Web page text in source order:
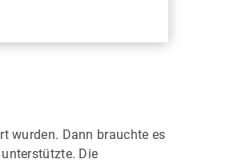
wurden. Dann brauchte es
Die